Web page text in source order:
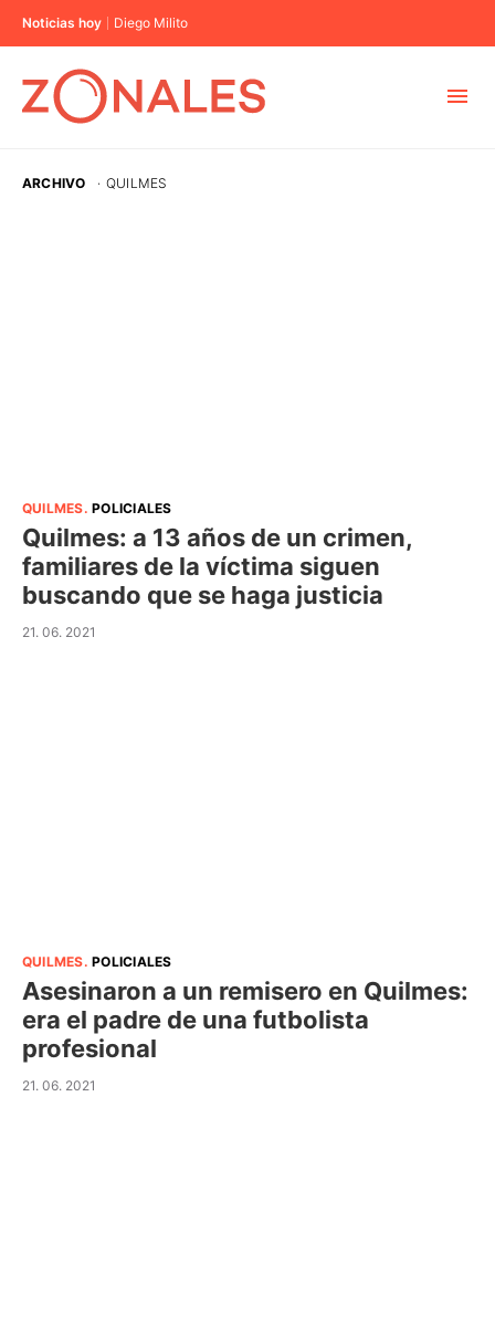
Noticias hoy Diego Milito
ARCHIVO · QUILMES
QUILMES.POLICIALES
Quilmes: a 13 años de un crimen,
familiares de la víctima siguen
buscando que se haga justicia
21. 06. 2021
QUILMES.POLICIALES
Asesinaron a un remisero en Quilmes:
era el padre de una futbolista
profesional
21. 06. 2021